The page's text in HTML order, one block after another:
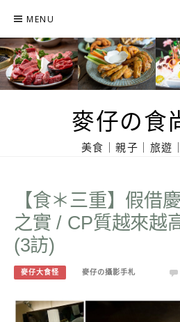
content
MENU
麥仔の食
美食｜親子｜旅遊
【食＊三重】假借
之實 / CP質越來越
(3訪)
麥仔大食怪 麥仔の攝影手札